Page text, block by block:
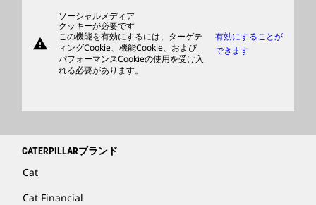
サポート
商品
ディーラを検索する
warning
ソーシャルメディア
クッキーが必要です
この機能を有効にするには、ターゲテ
ィングCookie、機能Cookie、および
パフォーマンスCookieの使用を受け入
れる必要があります。
有効にすることが
できます
CATERPILLARブランド
Cat
Cat Financial